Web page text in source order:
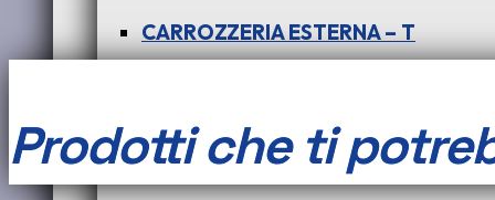
CARROZZERIA ESTERNA – T
DISTRIBUZIONE – CINGHIE –
LE
Prodotti che ti